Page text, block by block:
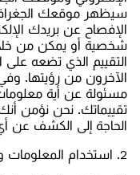
سيظهر موقعك
الإفصاح عن بريدك
شخصية أو يمكن من
التقييم الذي تضعه
الآخرون من رؤيتها.
مسئولة عن أية
تقييماتك. نحن نؤمن
الحاجة إلى الكشف
2. استخدام المعلومات والكشف عنها